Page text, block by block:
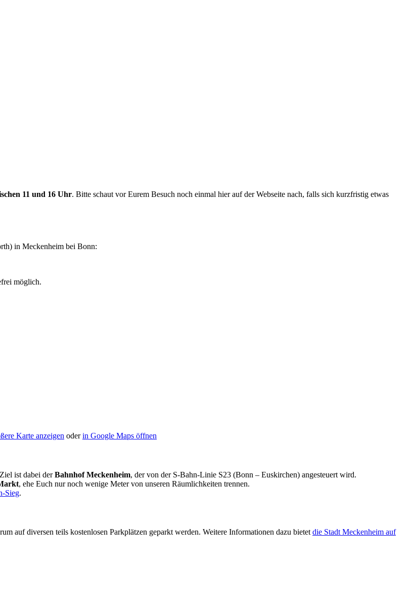
11 und 16 Uhr. Bitte schaut vor Eurem Besuch noch einmal hier auf der Webseite nach, falls sich kurzfristig etwas
in Meckenheim bei Bonn:
möglich.
Karte anzeigen oderin Google Maps öffnen
ist dabei derBahnhof Meckenheim, der von der S-Bahn-Linie S23 (Bonn – Euskirchen) angesteuert wird.
, ehe Euch nur noch wenige Meter von unseren Räumlichkeiten trennen.
Sieg.
auf diversen teils kostenlosen Parkplätzen geparkt werden. Weitere Informationen dazu bietetdie Stadt Meckenheim auf